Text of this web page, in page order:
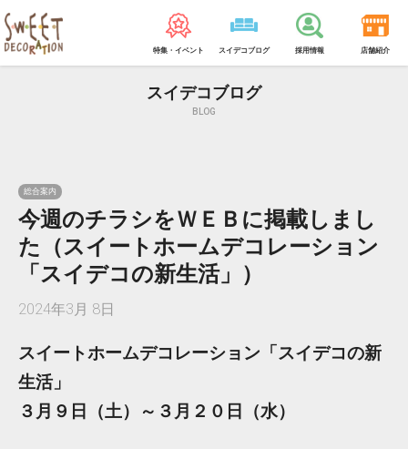
特集・イベント スイデコブログ 採用情報 店舗紹介
スイデコブログ
BLOG
総合案内
今週のチラシをＷＥＢに掲載しまし
た（スイートホームデコレーション
「スイデコの新生活」）
2024年3月 8日
スイートホームデコレーション「スイデコの新
生活」
３月９日（土）～３月２０日（水）